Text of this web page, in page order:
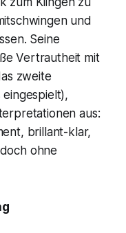
und
Seine
Vertrautheit mit
zweite
aus:
brillant-klar,
ohne